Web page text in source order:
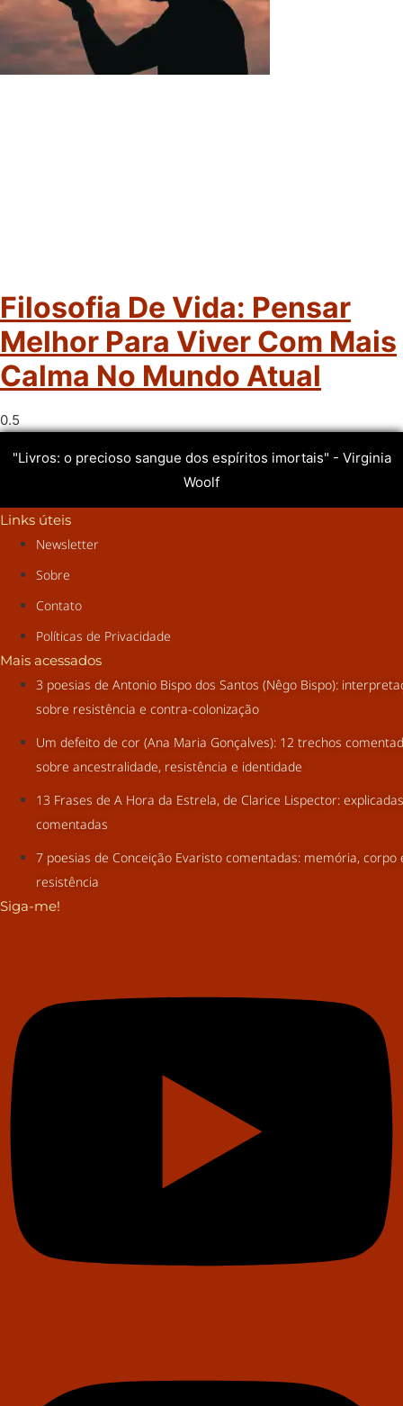
Filosofia De Vida: Pensar
Melhor Para Viver Com Mais
Calma No Mundo Atual
"Livros: o precioso sangue dos espíritos imortais" - Virginia
Woolf
Links úteis
Newsletter
Sobre
Contato
Políticas de Privacidade
Mais acessados
3 poesias de Antonio Bispo dos Santos (Nêgo Bispo):
sobre resistência e contra-colonização
Um defeito de cor (Ana Maria Gonçalves): 12 trechos
sobre ancestralidade, resistência e identidade
13 Frases de A Hora da Estrela, de Clarice Lispector:
comentadas
7 poesias de Conceição Evaristo comentadas: memória, corpo
resistência
Siga-me!